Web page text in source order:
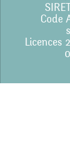
Code
Licences